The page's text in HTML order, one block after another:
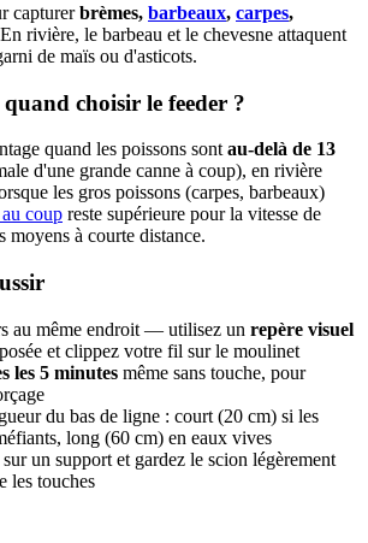
capturerbrèmes, barbeaux, carpes,
rivière, le barbeau et le chevesne attaquent
de maïs ou d'asticots.
choisir le feeder ?
quand les poissons sont au-delà de 13
d'une grande canne à coup), en rivière
les gros poissons (carpes, barbeaux)
coup reste supérieure pour la vitesse de
moyens à courte distance.
au même endroit — utilisez un repère visuel
et clippez votre fil sur le moulinet
les 5 minutes même sans touche, pour
du bas de ligne : court (20 cm) si les
long (60 cm) en eaux vives
un support et gardez le scion légèrement
les touches